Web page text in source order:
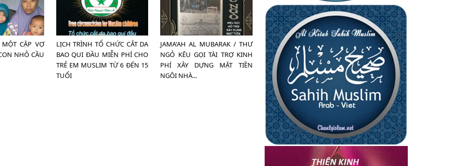
CẶP VỢ
NHỎ CẦU
LỊCH TRÌNH TỔ CHỨC CẮT DA
BAO QUI ĐẦU MIỄN PHÍ CHO
TRẺ EM MUSLIM TỪ 6 ĐẾN 15
TUỔI
JAMA'AH AL MUBARAK / THƯ
NGỎ KÊU GỌI TÀI TRỢ KINH
PHÍ XÂY DỰNG MẶT TIỀN
NGÔI NHÀ...